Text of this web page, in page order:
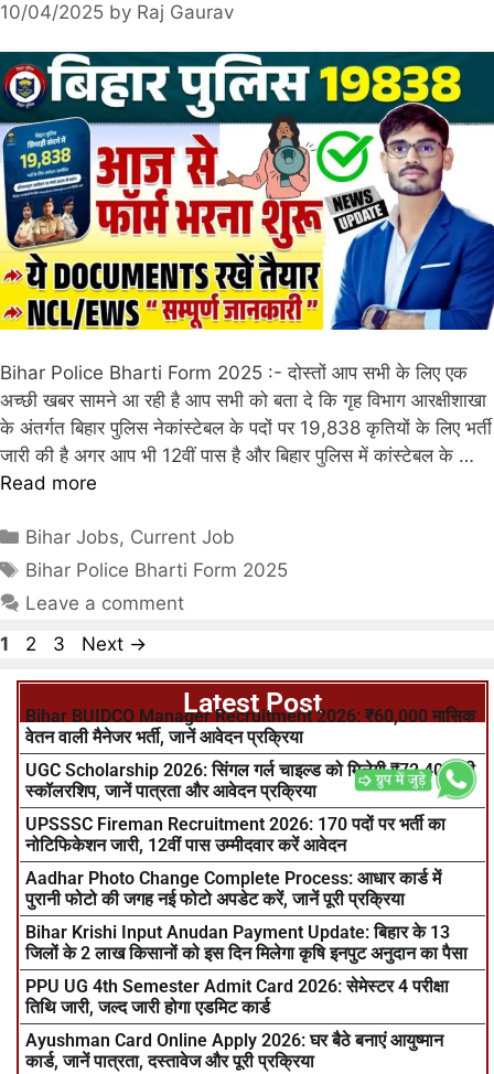
10/04/2025 by Raj Gaurav
Bihar Police Bharti Form 2025 :- दोस्तों आप सभी के लिए एक
अच्छी खबर सामने आ रही है आप सभी को बता दे कि गृह विभाग आरक्षीशाखा
के अंतर्गत बिहार पुलिस नेकांस्टेबल के पदों पर 19,838 कृतियों के लिए भर्ती
जारी की है अगर आप भी 12वीं पास है और बिहार पुलिस में कांस्टेबल के …
Read more
Bihar Jobs, Current Job
Bihar Police Bharti Form 2025
Leave a comment
1
2 3 Next →
Latest Post
Bihar BUIDCO Manager Recruitment 2026: ₹60,000 मासिक
वेतन वाली मैनेजर भर्ती, जानें आवेदन प्रक्रिया
UGC Scholarship 2026: सिंगल गर्ल चाइल्ड को मिलेगी ₹72,400 की
स्कॉलरशिप, जानें पात्रता और आवेदन प्रक्रिया
UPSSSC Fireman Recruitment 2026: 170 पदों पर भर्ती का
नोटिफिकेशन जारी, 12वीं पास उम्मीदवार करें आवेदन
Aadhar Photo Change Complete Process: आधार कार्ड में
पुरानी फोटो की जगह नई फोटो अपडेट करें, जानें पूरी प्रक्रिया
Bihar Krishi Input Anudan Payment Update: बिहार के 13
जिलों के 2 लाख किसानों को इस दिन मिलेगा कृषि इनपुट अनुदान का पैसा
PPU UG 4th Semester Admit Card 2026: सेमेस्टर 4 परीक्षा
तिथि जारी, जल्द जारी होगा एडमिट कार्ड
Ayushman Card Online Apply 2026: घर बैठे बनाएं आयुष्मान
कार्ड, जानें पात्रता, दस्तावेज और पूरी प्रक्रिया